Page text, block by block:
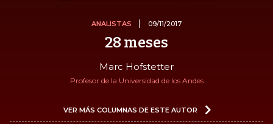
ANALISTAS 09/11/2017
28 meses
Marc Hofstetter
Profesor de la Universidad de los Andes
VER MÁS COLUMNAS DE ESTE AUTOR